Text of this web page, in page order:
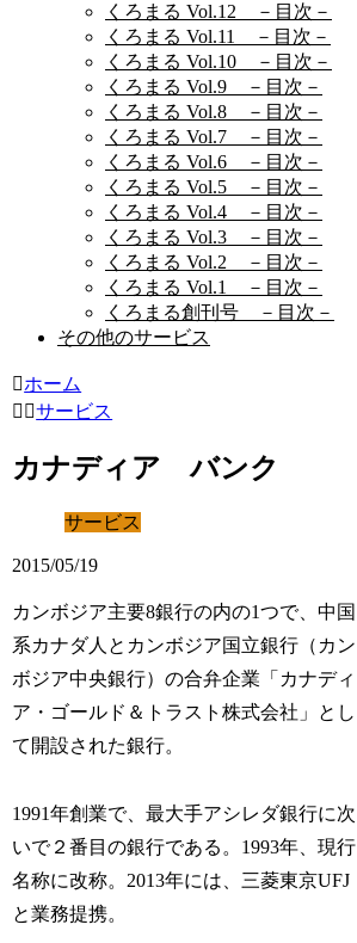
くろまる Vol.12 －目次－
くろまる Vol.11 －目次－
くろまる Vol.10 －目次－
くろまる Vol.9 －目次－
くろまる Vol.8 －目次－
くろまる Vol.7 －目次－
くろまる Vol.6 －目次－
くろまる Vol.5 －目次－
くろまる Vol.4 －目次－
くろまる Vol.3 －目次－
くろまる Vol.2 －目次－
くろまる Vol.1 －目次－
くろまる創刊号 －目次－
その他のサービス
ホーム
サービス
カナディア バンク
サービス
2015/05/19
カンボジア主要8銀行の内の1つで、中国
系カナダ人とカンボジア国立銀行（カン
ボジア中央銀行）の合弁企業「カナディ
ア・ゴールド＆トラスト株式会社」とし
て開設された銀行。
1991年創業で、最大手アシレダ銀行に次
いで２番目の銀行である。1993年、現行
名称に改称。2013年には、三菱東京UFJ
と業務提携。